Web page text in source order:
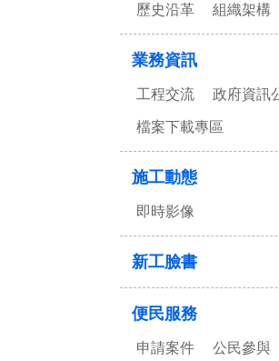
歷史沿革 組織架構
業務資訊
工程交流 政府資訊
檔案下載專區
施工動態
即時影像
新工臉書
便民服務
申請案件 公民參與